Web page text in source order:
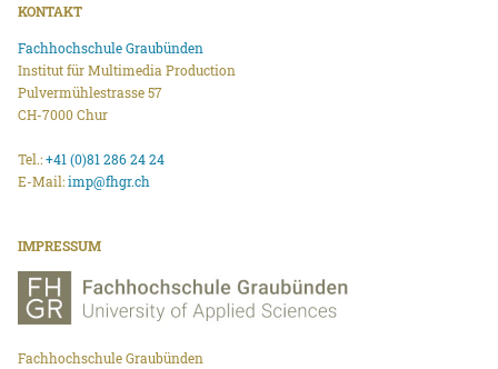
KONTAKT
Fachhochschule Graubünden
Institut für Multimedia Production
Pulvermühlestrasse 57
CH-7000 Chur
Tel.:+41 (0)81 286 24 24
E-Mail:imp@fhgr.ch
IMPRESSUM
Fachhochschule Graubünden